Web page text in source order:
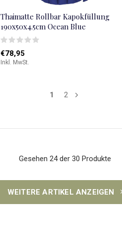
Thaimatte Rollbar Kapokfüllung
190x50x4.5cm Ocean Blue
€78,95
Inkl. MwSt.
1 2
Gesehen 24 der 30 Produkte
WEITERE ARTIKEL ANZEIGEN